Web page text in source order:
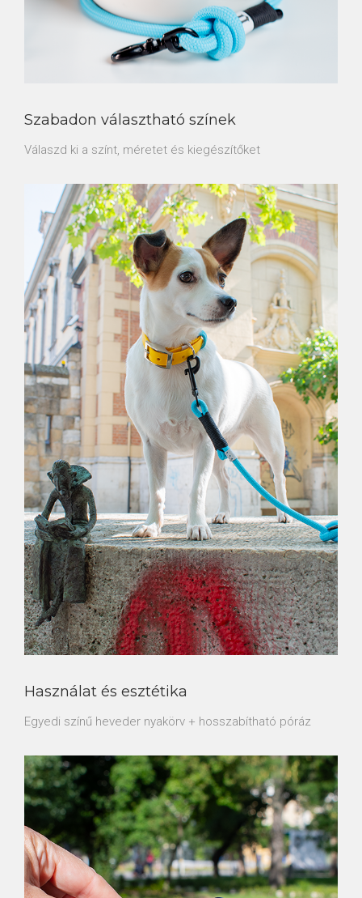
Szabadon választható színek
Válaszd ki a színt, méretet és kiegészítőket
Használat és esztétika
Egyedi színű heveder nyakörv + hosszabítható póráz